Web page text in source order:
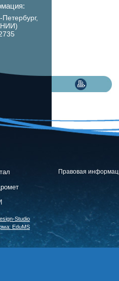
Studio
EduMS
Правовая